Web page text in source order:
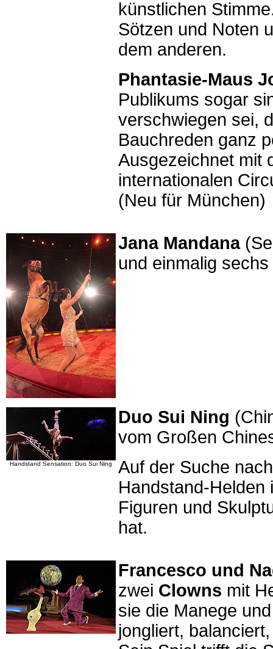
künstlichen
Sötzen und Noten
dem anderen.
Phantasie-Maus
Publikums sogar
verschwiegen sei,
Bauchreden ganz
Ausgezeichnet mit
internationalen
(Neu für München)
Jana Mandana
und einmalig
Handstand Sensation: Duo Sui Ning
Duo Sui Ning
vom Großen
Auf der Suche
Handstand-Helden
Figuren und
hat.
Francesco und
zwei Clowns mit
sie die Manege
jongliert,